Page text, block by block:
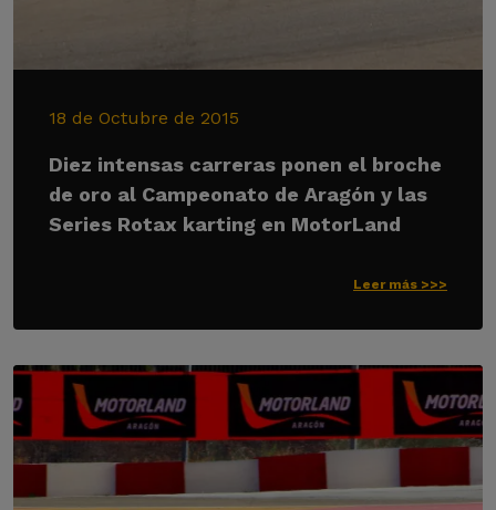
18 de Octubre de 2015
Diez intensas carreras ponen el broche
de oro al Campeonato de Aragón y las
Series Rotax karting en MotorLand
Leer más >>>